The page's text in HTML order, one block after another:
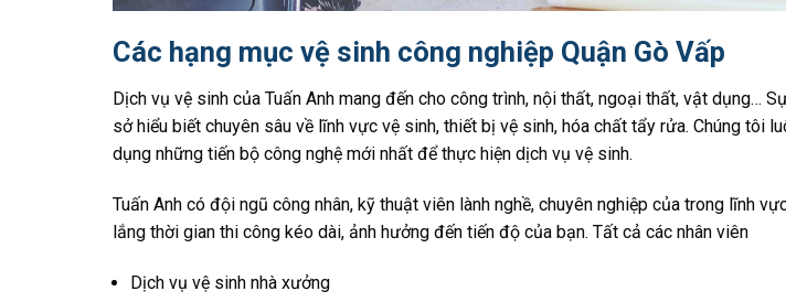
Các hạng mục vệ sinh công nghiệp Quận Gò Vấp
Dịch vụ vệ sinh của Tuấn Anh mang đến cho công trình, nội thất, ngoại thất, vật dụng…
sở hiểu biết chuyên sâu về lĩnh vực vệ sinh, thiết bị vệ sinh, hóa chất tẩy rửa. Chúng tôi
dụng những tiến bộ công nghệ mới nhất để thực hiện dịch vụ vệ sinh.
Tuấn Anh có đội ngũ công nhân, kỹ thuật viên lành nghề, chuyên nghiệp của trong lĩnh
lắng thời gian thi công kéo dài, ảnh hưởng đến tiến độ của bạn. Tất cả các nhân viên
Dịch vụ vệ sinh nhà xưởng